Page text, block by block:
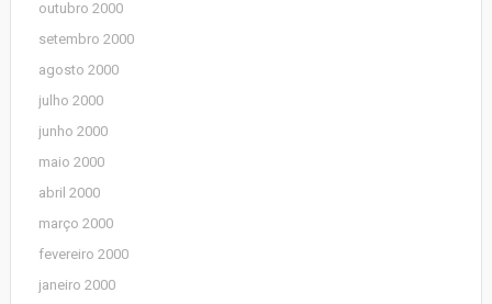
outubro 2000
setembro 2000
agosto 2000
julho 2000
junho 2000
maio 2000
abril 2000
março 2000
fevereiro 2000
janeiro 2000